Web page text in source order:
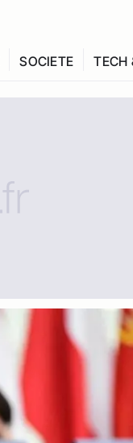
SOCIETE TECH